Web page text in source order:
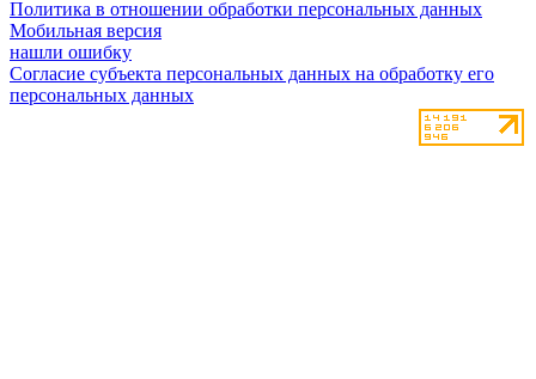
Политика в отношении обработки персональных данных
Мобильная версия
нашли ошибку
Согласие субъекта персональных данных на обработку его
персональных данных